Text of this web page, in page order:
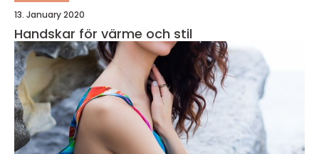
13. January 2020
Handskar för värme och stil